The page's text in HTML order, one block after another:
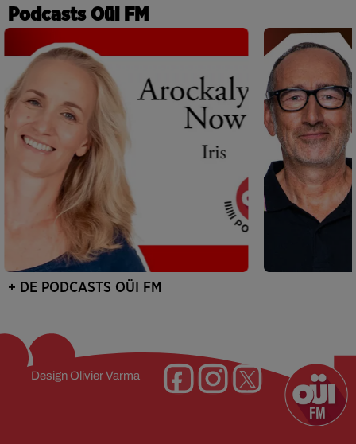
Podcasts Oüi FM
+ DE PODCASTS OÜI FM
Design Olivier Varma